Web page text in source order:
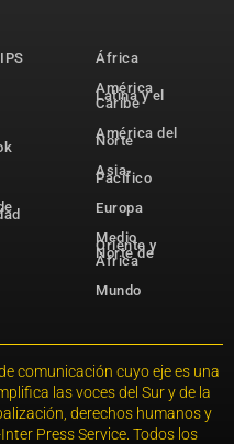
África
América
Latina y el
Caribe
América del
Norte
Asia-
Pacífico
Europa
Medio
Oriente y
Norte de
África
Mundo
comunicación cuyo eje es una
las voces del Sur y de la
derechos humanos y
Press Service. Todos los